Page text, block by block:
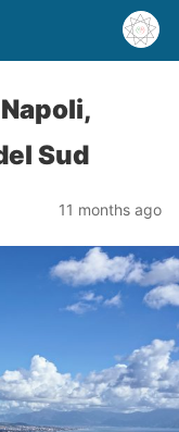
Sud
11 months ago